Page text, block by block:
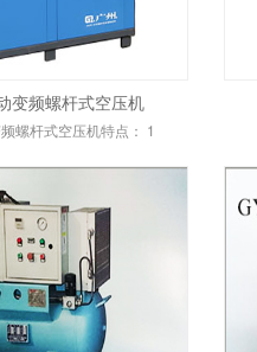
变频螺杆式空压机
螺杆式空压机特点： 1